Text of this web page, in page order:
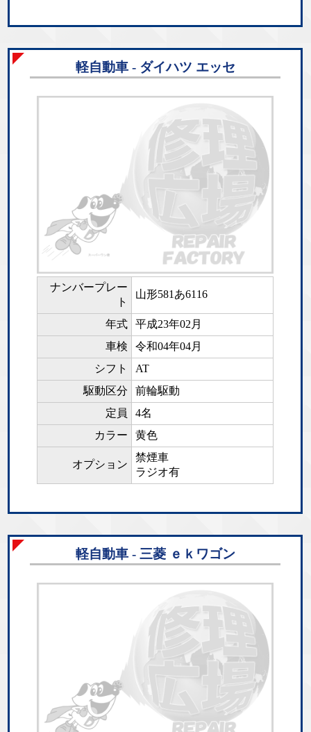
軽自動車 - ダイハツ エッセ
ナンバープレー
ト
山形581あ6116
年式
平成23年02月
車検
令和04年04月
シフト
AT
駆動区分
前輪駆動
定員
4名
カラー
黄色
オプション
禁煙車
ラジオ有
軽自動車 - 三菱 ｅｋワゴン